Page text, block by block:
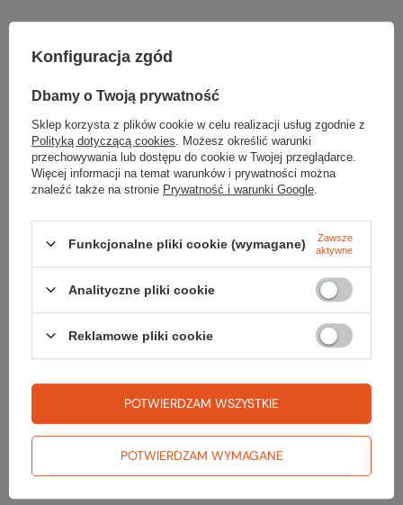
Nóż DO JARZYN 8 cm 6.7606
19,99 zł
25,99 zł
TUTTU Katowice
Dostępny
Tuttu-Globtrek Outlet Chwaszczyno
Na zamówienie
TUTTU Poznań
Konfiguracja zgód
Dbamy o Twoją prywatność
Sklep korzysta z plików cookie w celu realizacji usług zgodnie z
Polityką dotyczącą cookies . Możesz określić warunki
przechowywania lub dostępu do cookie w Twojej przeglądarce.
Więcej informacji na temat warunków i prywatności można
znaleźć także na stronie Prywatność i warunki Google
Funkcjonalne pliki cookie (wymagane)
Zawsze
aktywne
Analityczne pliki cookie
Reklamowe pliki cookie
POTWIERDZAM WYMAGANE
POTWIERDZAM WSZYSTKIE